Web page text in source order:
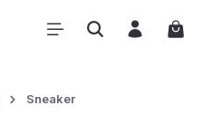
Sneaker